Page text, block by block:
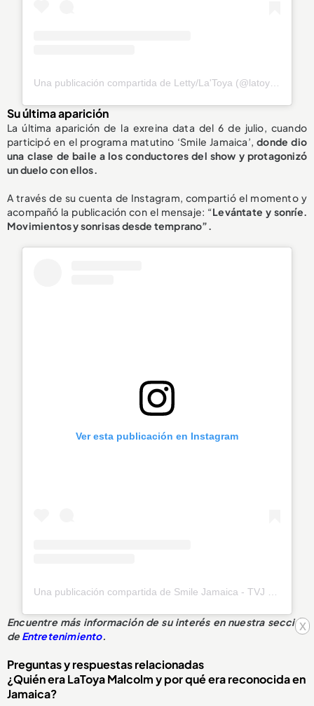
x
Una publicación compartida de Letty/La'Toya (@latoya_officially)
Su última aparición
La última aparición de la exreina data del 6 de julio, cuando
participó en el programa matutino ‘Smile Jamaica’,donde dio
una clase debaile a los conductores del show y protagonizó
un duelo con ellos.
A través de su cuenta de Instagram, compartió el momento y
acompañó la publicación con el mensaje: “Levántate y sonríe.
Movimientos y sonrisas desde temprano”.
Ver esta publicación en Instagram
Encuentre más información de su interés en nuestra sección
deEntretenimiento.
Preguntas y respuestas relacionadas
¿Quién era LaToya Malcolm y por qué era reconocida en
Jamaica?